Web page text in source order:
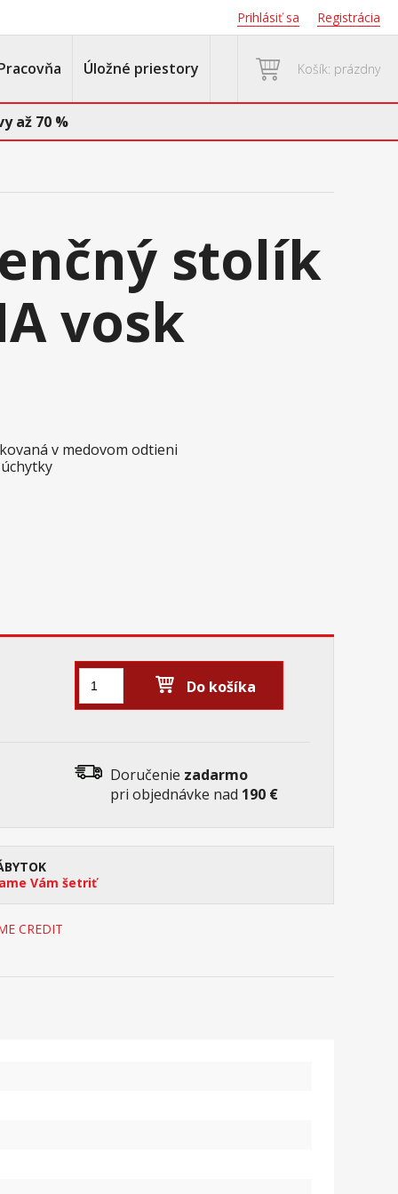
Prihlásiť sa Registrácia
Úložné priestory Košík: prázdny
až 70 %
stolík
vosk
v medovom odtieni
Do košíka
Doručenie zadarmo
pri objednávke nad 190 €
Vám šetriť
CREDIT